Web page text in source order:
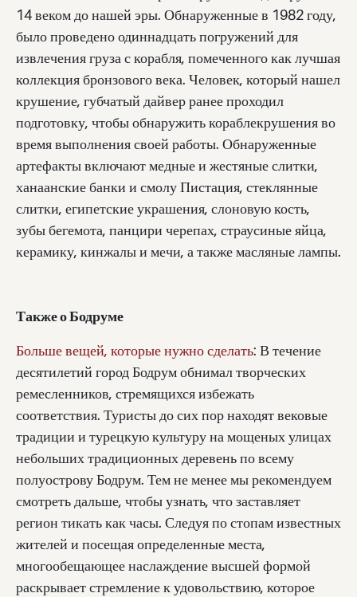
14 веком до нашей эры. Обнаруженные в 1982 году,
было проведено одиннадцать погружений для
извлечения груза с корабля, помеченного как лучшая
коллекция бронзового века. Человек, который нашел
крушение, губчатый дайвер ранее проходил
подготовку, чтобы обнаружить кораблекрушения во
время выполнения своей работы. Обнаруженные
артефакты включают медные и жестяные слитки,
ханаанские банки и смолу Пистация, стеклянные
слитки, египетские украшения, слоновую кость,
зубы бегемота, панцири черепах, страусиные яйца,
керамику, кинжалы и мечи, а также масляные лампы.
Также о Бодруме
Больше вещей, которые нужно сделать: В течение
десятилетий город Бодрум обнимал творческих
ремесленников, стремящихся избежать
соответствия. Туристы до сих пор находят вековые
традиции и турецкую культуру на мощеных улицах
небольших традиционных деревень по всему
полуострову Бодрум. Тем не менее мы рекомендуем
смотреть дальше, чтобы узнать, что заставляет
регион тикать как часы. Следуя по стопам известных
жителей и посещая определенные места,
многообещающее наслаждение высшей формой
раскрывает стремление к удовольствию, которое